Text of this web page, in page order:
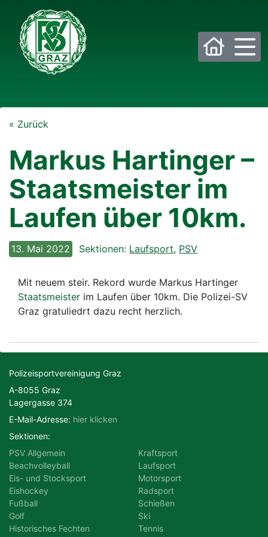
Eis- und Stocksport Eishockey
Fußball Golf
Motorsport Radsport
Tennis
« Zurück
Markus Hartinger –
Staatsmeister im
Laufen über 10km.
13. Mai 2022 Sektionen: Laufsport, PSV
Mit neuem steir. Rekord wurde Markus Hartinger
Staatsmeister im Laufen über 10km. Die Polizei-SV
Graz gratuliedrt dazu recht herzlich.
Polizeisportvereinigung Graz
A-8055 Graz
Lagergasse 374
E-Mail-Adresse: hier klicken
Sektionen:
PSV Allgemein
Beachvolleyball
Eis- und Stocksport
Eishockey
Fußball
Golf
Historisches Fechten
Kraftsport
Laufsport
Motorsport
Radsport
Schießen
Ski
Tennis